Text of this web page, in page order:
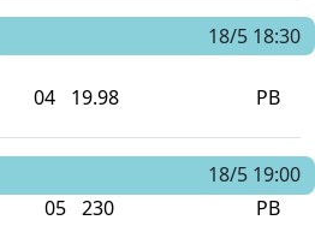
18/5 18:30
04 19.98 PB
18/5 19:00
05 230 PB